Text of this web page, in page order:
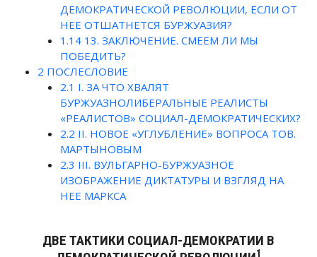
ДЕМОКРАТИЧЕСКОЙ РЕВОЛЮЦИИ, ЕСЛИ ОТ
НЕЕ ОТШАТНЕТСЯ БУРЖУАЗИЯ?
1.14 13. ЗАКЛЮЧЕНИЕ. СМЕЕМ ЛИ МЫ
ПОБЕДИТЬ?
2 ПОСЛЕСЛОВИЕ
2.1 I. ЗА ЧТО ХВАЛЯТ
БУРЖУАЗНОЛИБЕРАЛЬНЫЕ РЕАЛИСТЫ
«РЕАЛИСТОВ» СОЦИАЛ-ДЕМОКРАТИЧЕСКИХ?
2.2 II. НОВОЕ «УГЛУБЛЕНИЕ» ВОПРОСА ТОВ.
МАРТЫНОВЫМ
2.3 III. ВУЛЬГАРНО-БУРЖУАЗНОЕ
ИЗОБРАЖЕНИЕ ДИКТАТУРЫ И ВЗГЛЯД НА
НЕЕ МАРКСА
ДВЕ ТАКТИКИ СОЦИАЛ-ДЕМОКРАТИИ В
1